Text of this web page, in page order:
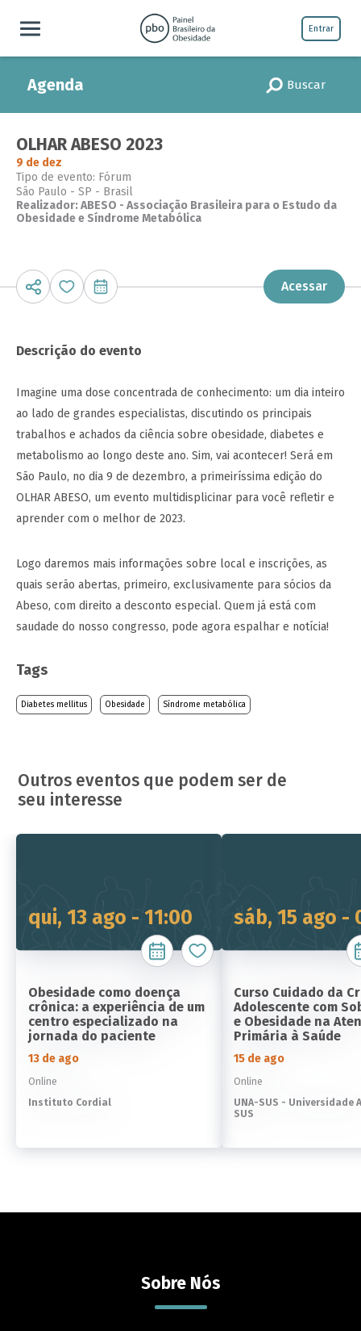
Entrar
Agenda Buscar
OLHAR ABESO 2023
9 de dez
Tipo de evento: Fórum
São Paulo - SP - Brasil
Realizador: ABESO - Associação Brasileira para o Estudo da
Obesidade e Síndrome Metabólica
Acessar
Descrição do evento
Imagine uma dose concentrada de conhecimento: um dia inteiro
ao lado de grandes especialistas, discutindo os principais
trabalhos e achados da ciência sobre obesidade, diabetes e
metabolismo ao longo deste ano. Sim, vai acontecer! Será em
São Paulo, no dia 9 de dezembro, a primeiríssima edição do
OLHAR ABESO, um evento multidisplicinar para você refletir e
aprender com o melhor de 2023.
Logo daremos mais informações sobre local e inscrições, as
quais serão abertas, primeiro, exclusivamente para sócios da
Abeso, com direito a desconto especial. Quem já está com
saudade do nosso congresso, pode agora espalhar e notícia!
Tags
Diabetes mellitus Obesidade Síndrome metabólica
Outros eventos que podem ser de
seu interesse
qui, 13 ago - 11:00
Obesidade como doença
crônica: a experiência de um
centro especializado na
jornada do paciente
13 de ago
Online
Instituto Cordial
sáb, 15 ago -
Curso Cuidado da
Adolescente com
e Obesidade na
Primária à Saúde
15 de ago
Online
UNA-SUS - Universidade
SUS
Sobre Nós